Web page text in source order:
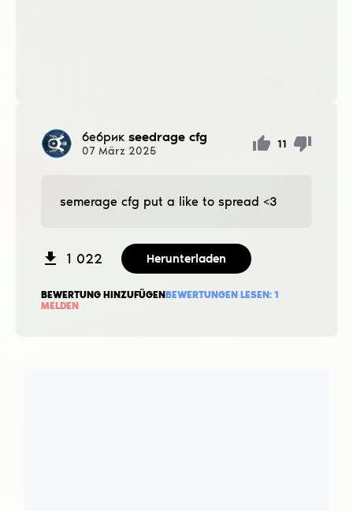
бебрик seedrage cfg
07 März 2025
11
semerage cfg put a like to spread <3
1 022 Herunterladen
BEWERTUNG HINZUFÜGENBEWERTUNGEN LESEN: 1
MELDEN